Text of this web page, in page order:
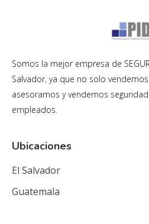
Somos la mejor empresa de
Salvador, ya que no solo
asesoramos y vendemos
empleados.
Ubicaciones
El Salvador
Guatemala